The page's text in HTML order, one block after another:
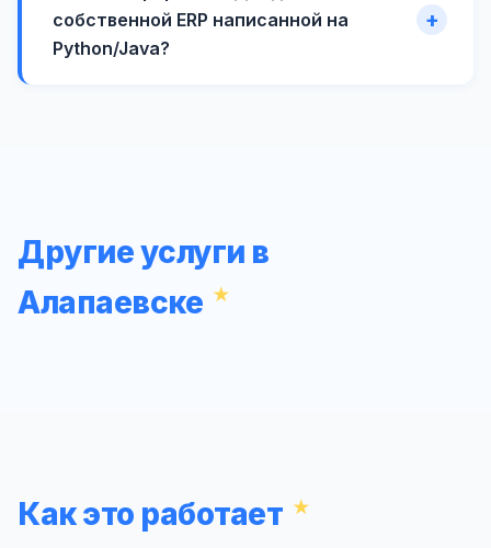
собственной ERP написанной на
Python/Java?
Другие услуги в
Алапаевске
Как это работает